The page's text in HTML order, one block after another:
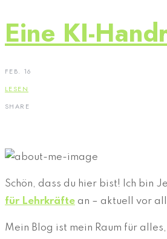
Eine KI-
FEB. 16
LESEN
SHARE
Schön, dass du hier bist! Ich bin
für Lehrkräfte an – aktuell vor
Mein Blog ist mein Raum für